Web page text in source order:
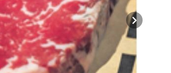
Next slide